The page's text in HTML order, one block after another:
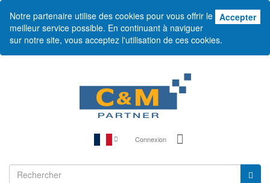
Accepter
Notre partenaire utilise des cookies pour vous offrir le
meilleur service possible. En continuant à naviguer
sur notre site, vous acceptez l'utilisation de ces cookies.
Connexion